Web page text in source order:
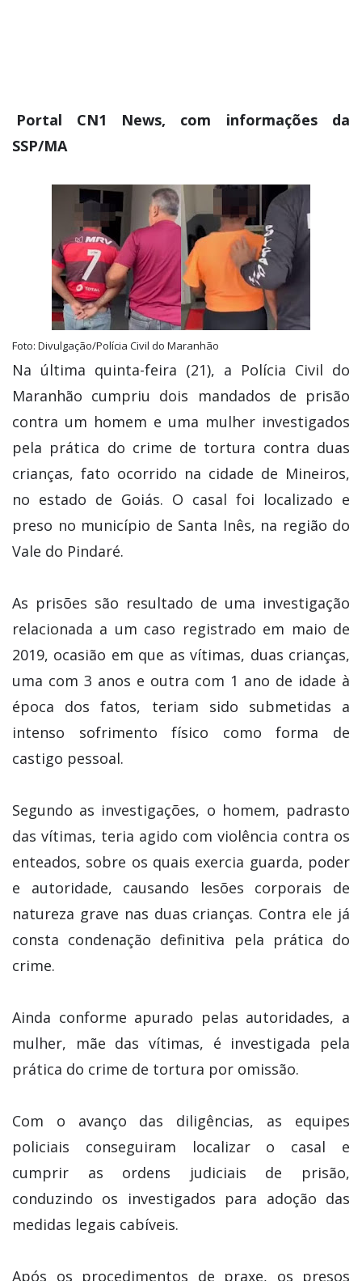
Portal CN1 News, com informações da
SSP/MA
Foto: Divulgação/Polícia Civil do Maranhão
Na última quinta-feira (21), a Polícia Civil do
Maranhão cumpriu dois mandados de prisão
contra um homem e uma mulher investigados
pela prática do crime de tortura contra duas
crianças, fato ocorrido na cidade de Mineiros,
no estado de Goiás. O casal foi localizado e
preso no município de Santa Inês, na região do
Vale do Pindaré.
As prisões são resultado de uma investigação
relacionada a um caso registrado em maio de
2019, ocasião em que as vítimas, duas crianças,
uma com 3 anos e outra com 1 ano de idade à
época dos fatos, teriam sido submetidas a
intenso sofrimento físico como forma de
castigo pessoal.
Segundo as investigações, o homem, padrasto
das vítimas, teria agido com violência contra os
enteados, sobre os quais exercia guarda, poder
e autoridade, causando lesões corporais de
natureza grave nas duas crianças. Contra ele já
consta condenação definitiva pela prática do
crime.
Ainda conforme apurado pelas autoridades, a
mulher, mãe das vítimas, é investigada pela
prática do crime de tortura por omissão.
Com o avanço das diligências, as equipes
policiais conseguiram localizar o casal e
cumprir as ordens judiciais de prisão,
conduzindo os investigados para adoção das
medidas legais cabíveis.
Após os procedimentos de praxe, os presos